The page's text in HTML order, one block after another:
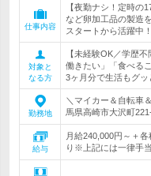
仕事内容
【夜勤ナシ！定時の
など卵加工品の製造
スタートから活躍中！
対象と
なる方
【未経験OK／学歴
働きたい」「食べる
3ヶ月分で生活もグッ
勤務地
＼マイカー＆自転車
馬県高崎市大沢町
給与
月給240,000円～＋
り※上記には一律手